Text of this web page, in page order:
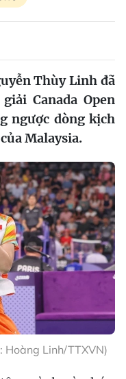
Thùy Linh đã
Canada Open
ngược dòng kịch
Malaysia.
Hoàng Linh/TTXVN)